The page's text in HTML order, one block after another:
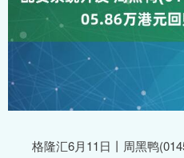
格隆汇6月11日丨周黑鸭